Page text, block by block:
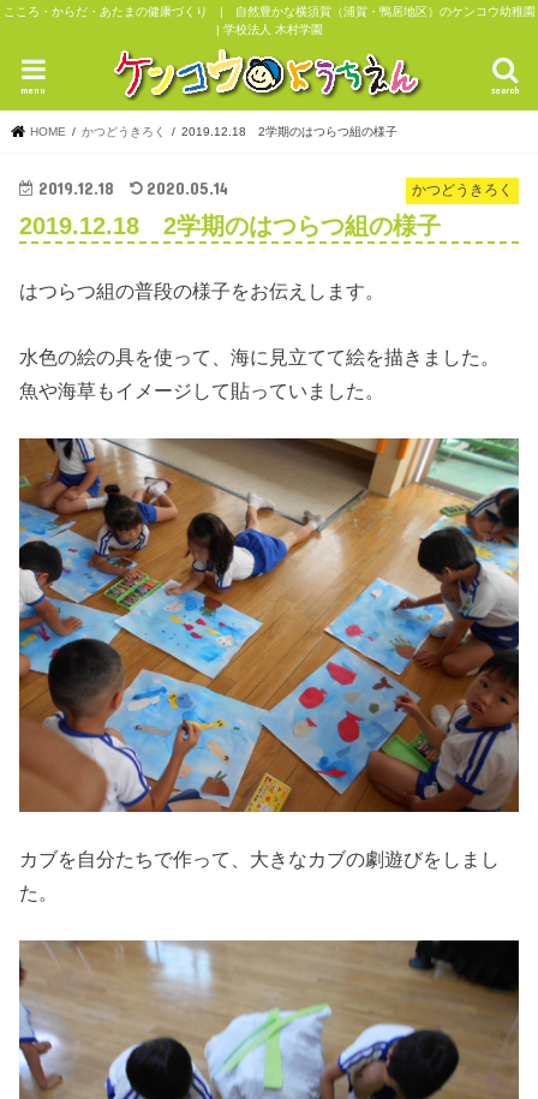
こころ・からだ・あたまの健康づくり | 自然豊かな横須賀（浦賀・鴨居地区）のケンコウ幼稚園
| 学校法人 木村学園
search
menu
HOME かつどうきろく 2019.12.18 2学期のはつらつ組の様子
かつどうきろく
2019.12.18 2020.05.14
2019.12.18 2学期のはつらつ組の様子
はつらつ組の普段の様子をお伝えします。
水色の絵の具を使って、海に見立てて絵を描きました。
魚や海草もイメージして貼っていました。
カブを自分たちで作って、大きなカブの劇遊びをしまし
た。